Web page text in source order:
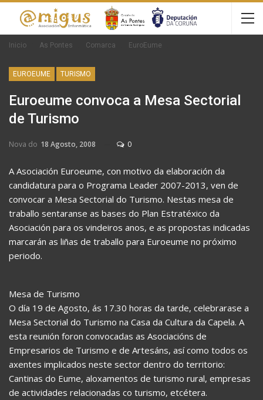
Inicio As Pontes Comarca EuroEume
EUROEUME TURISMO
Euroeume convoca a Mesa Sectorial
de Turismo
Nova do 18 Agosto, 2008 0
A Asociación Euroeume, con motivo da elaboración da
candidatura para o Programa Leader 2007-2013, ven de
convocar a Mesa Sectorial do Turismo. Nestas mesa de
traballo sentaranse as bases do Plan Estratéxico da
Asociación para os vindeiros anos, e as propostas indicadas
marcarán as liñas de traballo para Euroeume no próximo
periodo.
Mesa de Turismo
O día 19 de Agosto, ás 17.30 horas da tarde, celebrarase a
Mesa Sectorial do Turismo na Casa da Cultura da Capela. A
esta reunión foron convocadas as Asociacións de
Empresarios de Turismo e de Artesáns, así como todos os
axentes implicados neste sector dentro do territorio:
Cantinas do Eume, aloxamentos de turismo rural, empresas
de actividades relacionadas co turismo, etcétera.